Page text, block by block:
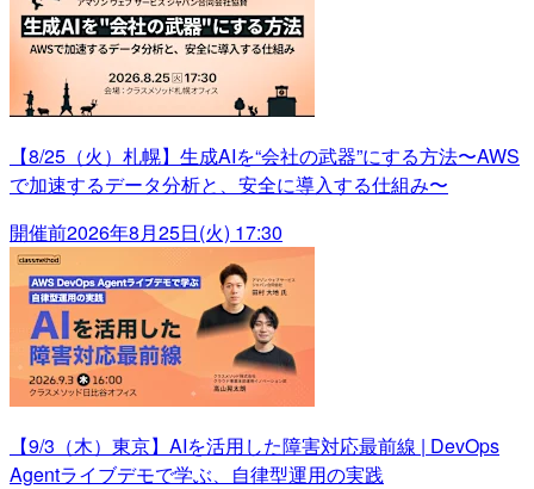
【8/25（火）札幌】生成AIを“会社の武器”にする方法〜AWS
で加速するデータ分析と、安全に導入する仕組み〜
開催前2026年8月25日(火) 17:30
【9/3（木）東京】AIを活用した障害対応最前線 | DevOps
Agentライブデモで学ぶ、自律型運用の実践